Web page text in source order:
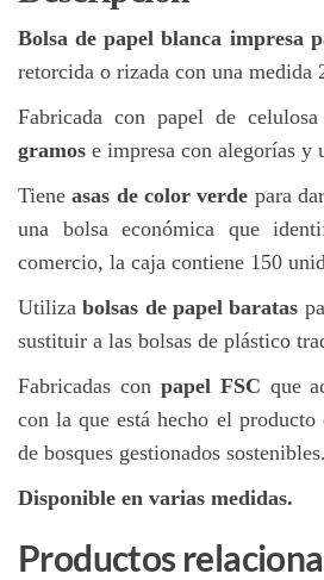
Bolsa de papel blanca impresa
retorcida o rizada con una medida
Fabricada con papel de celulosa
gramos e impresa con alegorías y
Tiene asas de color verde para
una bolsa económica que
comercio, la caja contiene 150
Utilizabolsas de papel baratas
sustituir a las bolsas de plástico
Fabricadas con papel FSC que
con la que está hecho el producto
de bosques gestionados sostenibles.
Disponible en varias medidas.
Productos